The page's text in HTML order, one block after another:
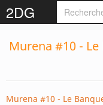
2DG
Murena #10 -
Murena #10 - Le